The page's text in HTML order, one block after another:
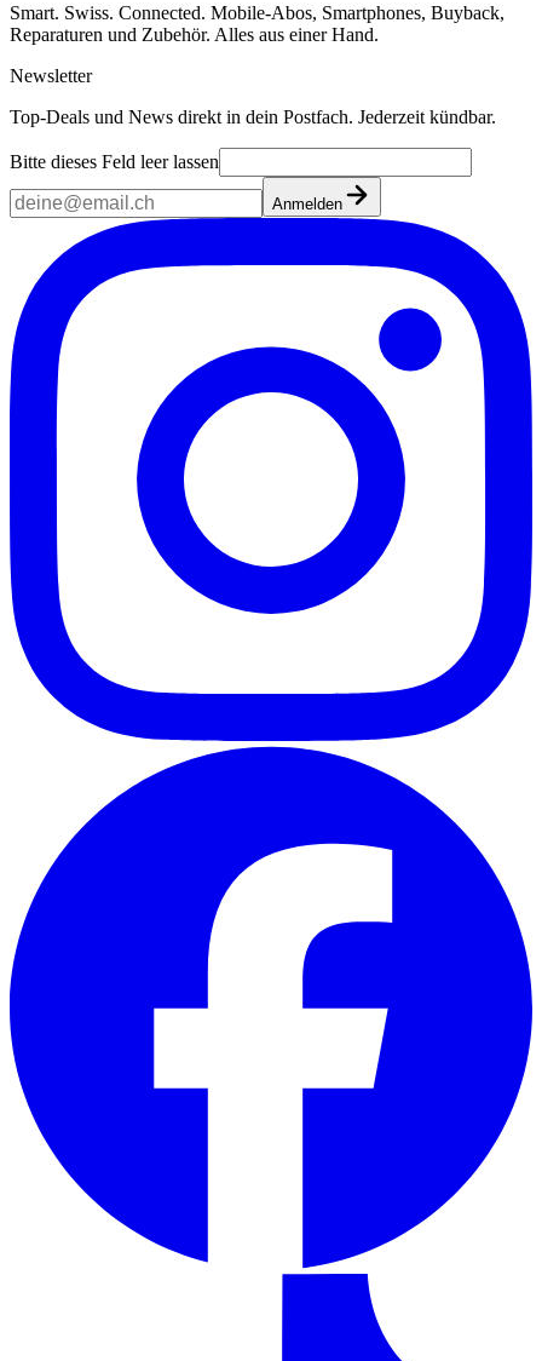
Smart. Swiss. Connected. Mobile-Abos, Smartphones, Buyback,
Reparaturen und Zubehör. Alles aus einer Hand.
Newsletter
Top-Deals und News direkt in dein Postfach. Jederzeit kündbar.
Bitte dieses Feld leer lassen
Anmelden